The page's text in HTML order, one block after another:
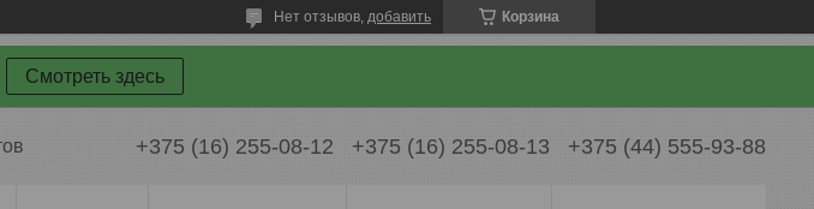
Корзина
Нет отзывов, добавить
Смотреть здесь
+375 (16) 255-08-12 +375 (16) 255-08-13 +375 (44) 555-93-88